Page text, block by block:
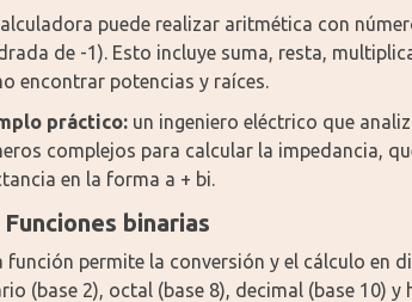
puede realizar aritmética con
de -1). Esto incluye suma, resta,
encontrar potencias y raíces.
práctico: un ingeniero eléctrico que
complejos para calcular la impedancia,
en la forma a + bi.
Funciones binarias
función permite la conversión y el cálculo en
(base 2), octal (base 8), decimal (base 10)